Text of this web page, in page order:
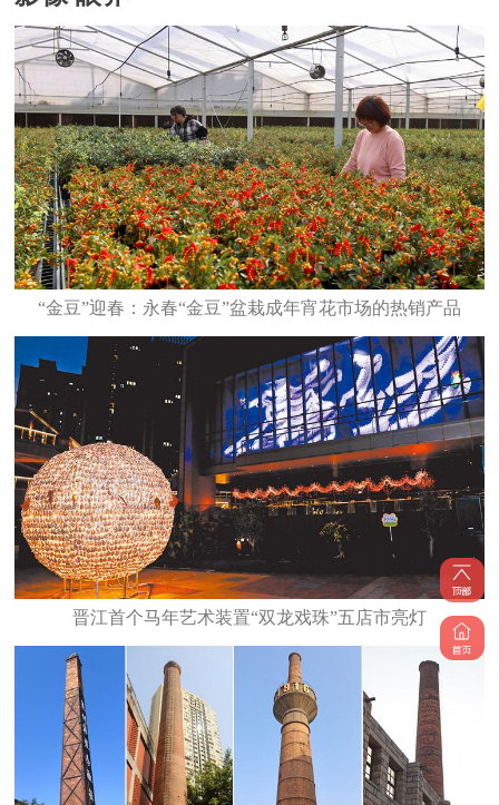
“金豆”迎春：永春“金豆”盆栽成年宵花市场的热销产品
晋江首个马年艺术装置“双龙戏珠”五店市亮灯